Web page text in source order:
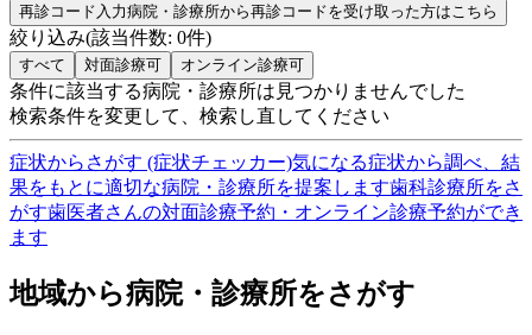
再診コード入力病院・診療所から再診コードを受け取った方はこちら
絞り込み(該当件数: 0件)
すべて 対面診療可 オンライン診療可
条件に該当する病院・診療所は見つかりませんでした
検索条件を変更して、検索し直してください
症状からさがす (症状チェッカー)気になる症状から調べ、結
果をもとに適切な病院・診療所を提案します歯科診療所をさ
がす歯医者さんの対面診療予約・オンライン診療予約ができ
ます
地域から病院・診療所をさがす